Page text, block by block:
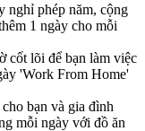
nghỉ phép năm, cộng
1 ngày cho mỗi
cốt lõi để bạn làm việc
'Work From Home'
bạn và gia đình
mỗi ngày với đồ ăn